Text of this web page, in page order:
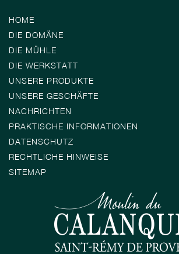
HOME
DIE DOMÄNE
DIE MÜHLE
DIE WERKSTATT
UNSERE PRODUKTE
UNSERE GESCHÄFTE
NACHRICHTEN
PRAKTISCHE INFORMATIONEN
DATENSCHUTZ
RECHTLICHE HINWEISE
SITEMAP